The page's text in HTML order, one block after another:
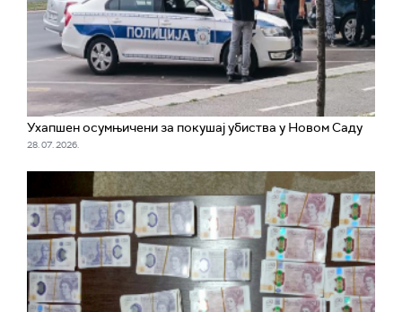
Ухапшен осумњичени за покушај убиства у Новом Саду
28. 07. 2026.